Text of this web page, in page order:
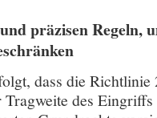
präzisen Regeln,
dass die
Tragweite des